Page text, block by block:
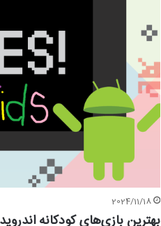
2024/11/18
بهترین بازی‌های کودکانه